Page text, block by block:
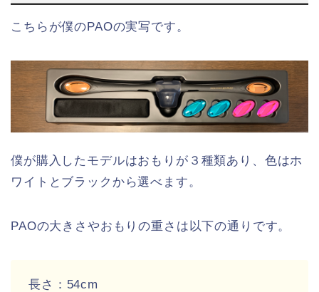
こちらが僕のPAOの実写です。
僕が購入したモデルはおもりが３種類あり、色はホ
ワイトとブラックから選べます。
PAOの大きさやおもりの重さは以下の通りです。
長さ：54cm